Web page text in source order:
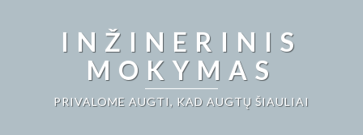
INŽINERINIS
MOKYMAS
PRIVALOME AUGTI, KAD AUGTŲ ŠIAULIAI